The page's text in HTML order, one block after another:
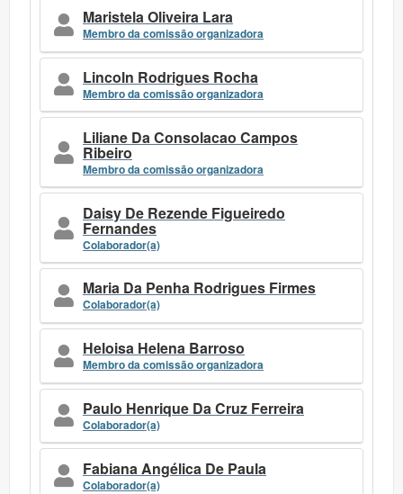
Maristela Oliveira Lara
Membro da comissão organizadora
Lincoln Rodrigues Rocha
Membro da comissão organizadora
Liliane Da Consolacao Campos
Ribeiro
Membro da comissão organizadora
Daisy De Rezende Figueiredo
Fernandes
Colaborador(a)
Maria Da Penha Rodrigues Firmes
Colaborador(a)
Heloisa Helena Barroso
Membro da comissão organizadora
Paulo Henrique Da Cruz Ferreira
Colaborador(a)
Fabiana Angélica De Paula
Colaborador(a)